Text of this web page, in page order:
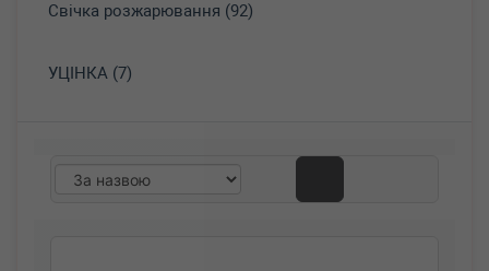
Свічка розжарювання (92)
УЦІНКА (7)